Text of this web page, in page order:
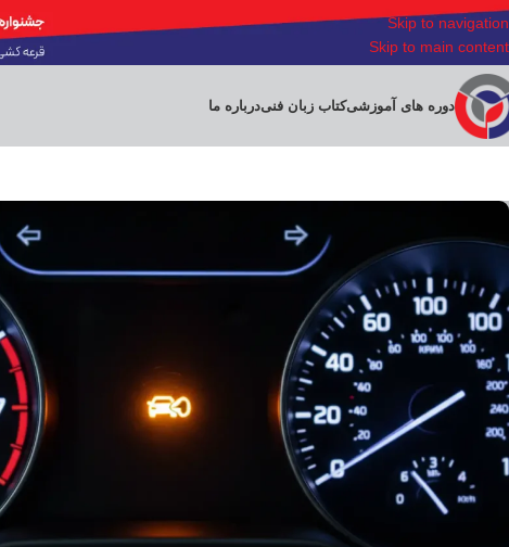
Skip to navigation
Skip to main content
دوره های آموزشیکتاب زبان فنیدرباره ما